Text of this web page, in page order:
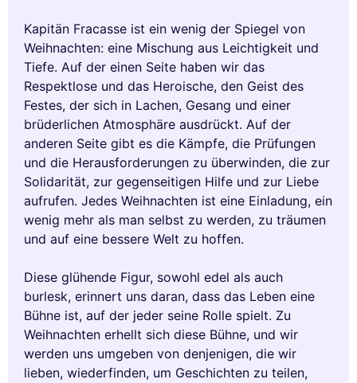
Kapitän Fracasse ist ein wenig der Spiegel von
Weihnachten: eine Mischung aus Leichtigkeit und
Tiefe. Auf der einen Seite haben wir das
Respektlose und das Heroische, den Geist des
Festes, der sich in Lachen, Gesang und einer
brüderlichen Atmosphäre ausdrückt. Auf der
anderen Seite gibt es die Kämpfe, die Prüfungen
und die Herausforderungen zu überwinden, die zur
Solidarität, zur gegenseitigen Hilfe und zur Liebe
aufrufen. Jedes Weihnachten ist eine Einladung, ein
wenig mehr als man selbst zu werden, zu träumen
und auf eine bessere Welt zu hoffen.
Diese glühende Figur, sowohl edel als auch
burlesk, erinnert uns daran, dass das Leben eine
Bühne ist, auf der jeder seine Rolle spielt. Zu
Weihnachten erhellt sich diese Bühne, und wir
werden uns umgeben von denjenigen, die wir
lieben, wiederfinden, um Geschichten zu teilen,